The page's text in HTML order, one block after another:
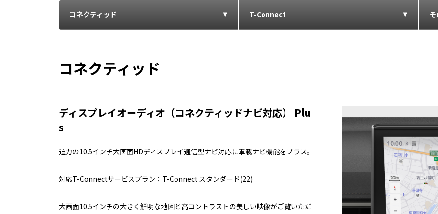
コネクティッド T-Connect そ
コネクティッド
ディスプレイオーディオ（コネクティッドナビ対応） Plu
s
迫力の10.5インチ大画面HDディスプレイ通信型ナビ対応に車載ナビ機能をプラス。
対応T-Connectサービスプラン：T-Connect スタンダード(22)
大画面10.5インチの大きく鮮明な地図と高コントラストの美しい映像がご覧いただ